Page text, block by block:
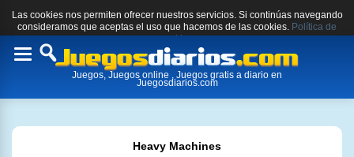
Las cookies nos permiten ofrecer nuestros servicios. Si continúas navegando
consideramos que aceptas el uso que hacemos de las cookies. Política de
cookies.
Toggle
Juegos, Juegos online , Juegos gratis a diario en
Juegosdiarios.com
Heavy Machines